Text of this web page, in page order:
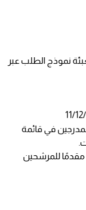
نموذج الطلب عبر
في قائمة
للمرشحين